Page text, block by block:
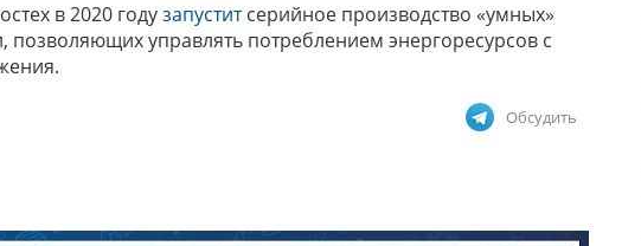
в 2020 годузапуститсерийное производство «умных»
позволяющих управлять потреблением энергоресурсов с
Обсудить